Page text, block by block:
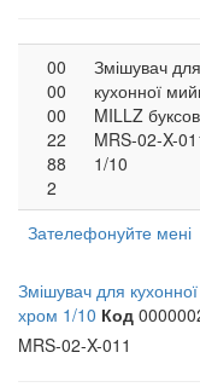
00
00
00
22
88
2
Змішувач для
кухонної
MILLZ
MRS-02-X-
1/10
Зателефонуйте мені
Змішувач для
хром 1/10 Код
MRS-02-X-011